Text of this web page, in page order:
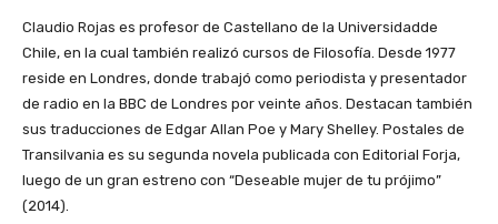
Claudio Rojas es profesor de Castellano de la Universidadde
Chile, en la cual también realizó cursos de Filosofía. Desde 1977
reside en Londres, donde trabajó como periodista y presentador
de radio en la BBC de Londres por veinte años. Destacan también
sus traducciones de Edgar Allan Poe y Mary Shelley. Postales de
Transilvania es su segunda novela publicada con Editorial Forja,
luego de un gran estreno con “Deseable mujer de tu prójimo”
(2014).